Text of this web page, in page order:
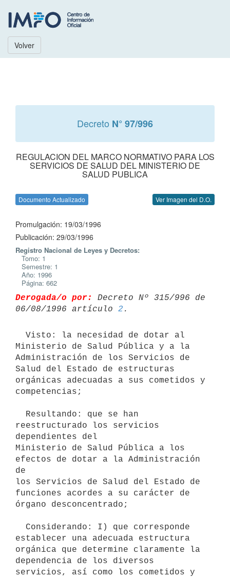
Volver
Decreto N° 97/996
REGULACION DEL MARCO NORMATIVO PARA LOS
SERVICIOS DE SALUD DEL MINISTERIO DE
SALUD PUBLICA
Documento Actualizado Ver Imagen del D.O.
Promulgación: 19/03/1996
Publicación: 29/03/1996
Registro Nacional de Leyes y Decretos:
Tomo: 1
Semestre: 1
Año: 1996
Página: 662
Derogada/o por:
Decreto Nº 315/996 de
06/08/1996 artículo 2
Ministerio de Salud Pública y a la
Administración de los Servicios de
Salud del Estado de estructuras
orgánicas adecuadas a sus cometidos y
competencias;
reestructurado los servicios
dependientes del
Ministerio de Salud Pública a los
efectos de dotar a la Administración
de
los Servicios de Salud del Estado de
funciones acordes a su carácter de
órgano desconcentrado;
establecer una adecuada estructura
orgánica que determine claramente la
dependencia de los diversos
servicios, así como los cometidos y